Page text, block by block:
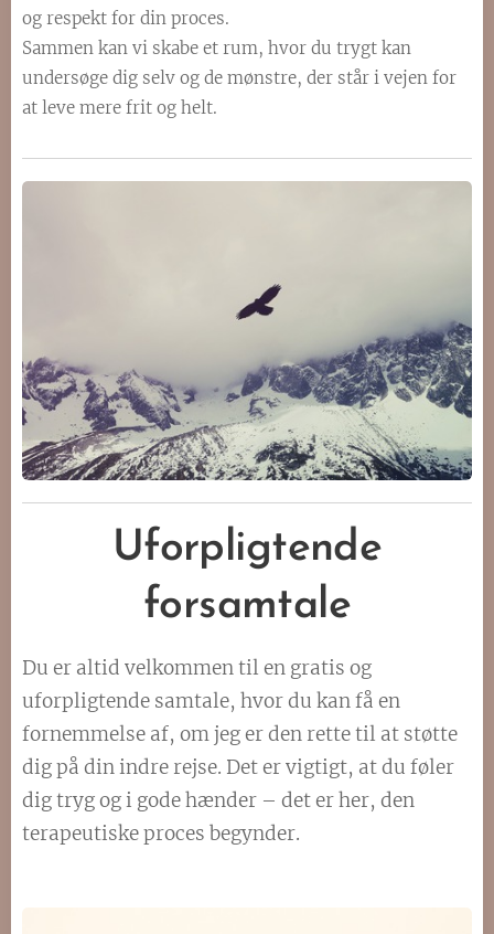
og respekt for din proces.
Sammen kan vi skabe et rum, hvor du trygt kan
undersøge dig selv og de mønstre, der står i vejen for
at leve mere frit og helt.
Uforpligtende
forsamtale
Du er altid velkommen til en gratis og
uforpligtende samtale, hvor du kan få en
fornemmelse af, om jeg er den rette til at støtte
dig på din indre rejse. Det er vigtigt, at du føler
dig tryg og i gode hænder – det er her, den
terapeutiske proces begynder.